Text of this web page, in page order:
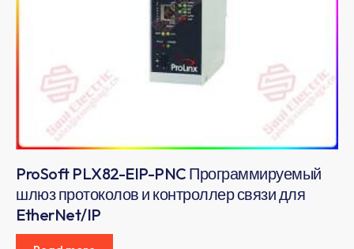
ProSoft PLX82-EIP-PNC Программируемый
шлюз протоколов и контроллер связи для
EtherNet/IP